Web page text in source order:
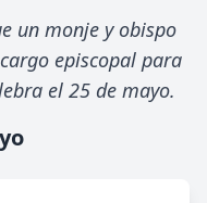
un monje y obispo
episcopal para
el 25 de mayo.